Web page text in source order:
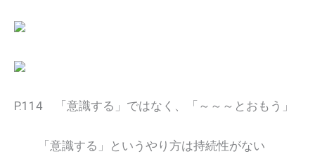
P.114 「意識する」ではなく、「～～～とおもう」
「意識する」というやり方は持続性がない